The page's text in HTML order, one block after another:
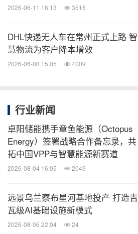
2026-06-11 16:13 3516
DHL快递无人车在常州正式上路 智
慧物流为客户降本增效
2026-06-08 15:05 4009
行业新闻
卓阳储能携手章鱼能源（Octopus
Energy）签署战略合作备忘录，共
拓中国VPP与智慧能源新赛道
2026-08-04 16:05 2049
远景乌兰察布星河基地投产 打造吉
瓦级AI基础设施新模式
2026-08-06 22:04 24